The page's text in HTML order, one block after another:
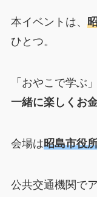
本イベントは、
ひとつ。
「おやこで学ぶ
一緒に楽しくお
会場は昭島市役
公共交通機関で